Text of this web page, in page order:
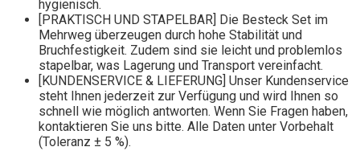
hygienisch.
[PRAKTISCH UND STAPELBAR] Die Besteck Set im
Mehrweg überzeugen durch hohe Stabilität und
Bruchfestigkeit. Zudem sind sie leicht und problemlos
stapelbar, was Lagerung und Transport vereinfacht.
[KUNDENSERVICE & LIEFERUNG] Unser Kundenservice
steht Ihnen jederzeit zur Verfügung und wird Ihnen so
schnell wie möglich antworten. Wenn Sie Fragen haben,
kontaktieren Sie uns bitte. Alle Daten unter Vorbehalt
(Toleranz ± 5 %).